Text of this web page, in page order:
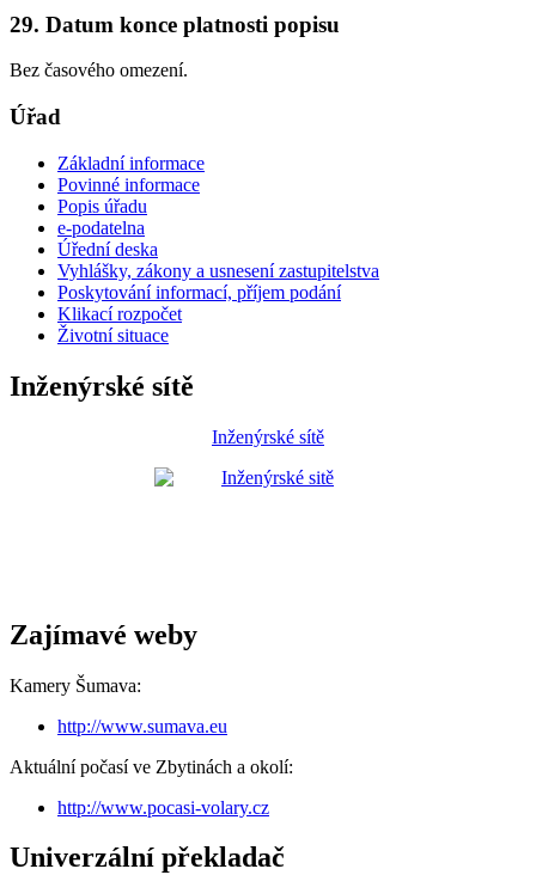
29. Datum konce platnosti popisu
Bez časového omezení.
Úřad
Základní informace
Povinné informace
Popis úřadu
e-podatelna
Úřední deska
Vyhlášky, zákony a usnesení zastupitelstva
Poskytování informací, příjem podání
Klikací rozpočet
Životní situace
Inženýrské sítě
Inženýrské sítě
Zajímavé weby
Kamery Šumava:
http://www.sumava.eu
Aktuální počasí ve Zbytinách a okolí:
http://www.pocasi-volary.cz
Univerzální překladač